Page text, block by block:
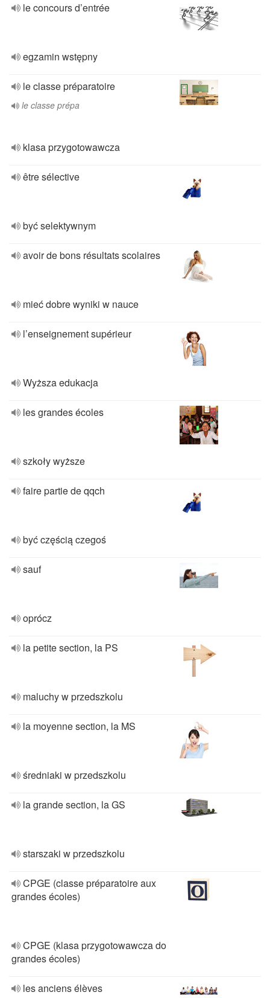
le concours d’entrée
egzamin wstępny
le classe préparatoire
le classe prépa
klasa przygotowawcza
être sélective
być selektywnym
avoir de bons résultats scolaires
mieć dobre wyniki w nauce
l’enseignement supérieur
Wyższa edukacja
les grandes écoles
szkoły wyższe
faire partie de qqch
być częścią czegoś
sauf
oprócz
la petite section, la PS
maluchy w przedszkolu
la moyenne section, la MS
średniaki w przedszkolu
la grande section, la GS
starszaki w przedszkolu
CPGE (classe préparatoire aux
grandes écoles)
CPGE (klasa przygotowawcza do
grandes écoles)
les anciens élèves